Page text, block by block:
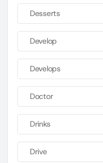
Desserts
Develop
Develops
Doctor
Drinks
Drive